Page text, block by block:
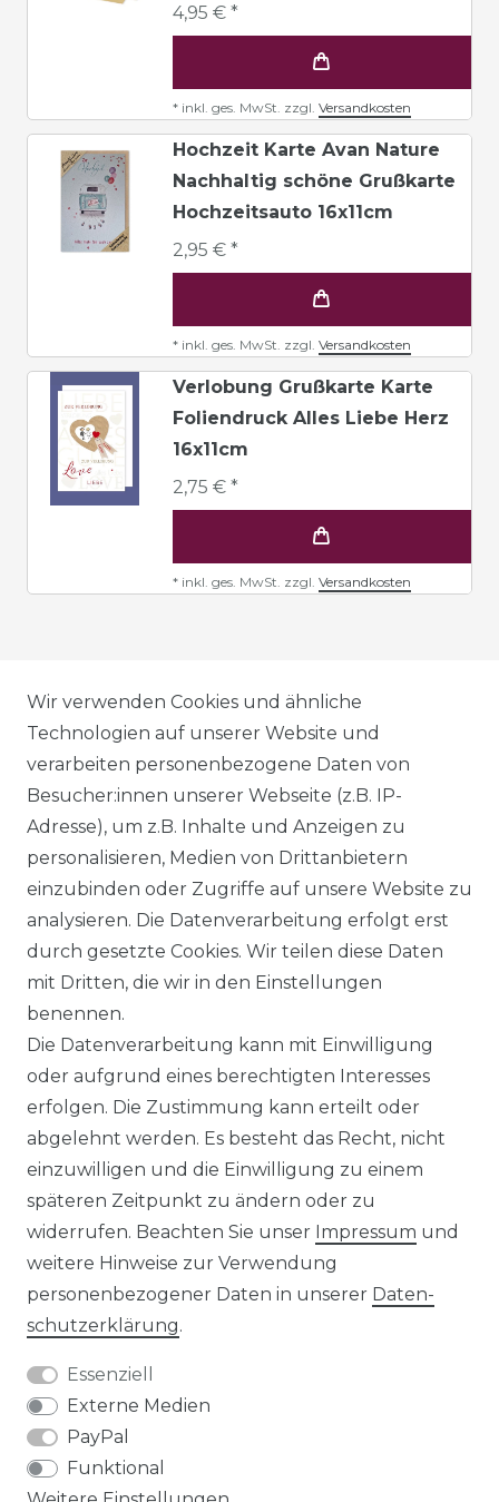
4,95 € *
* inkl. ges. MwSt. zzgl. Versandkosten
Hochzeit Karte Avan Nature
Nachhaltig schöne Grußkarte
Hochzeitsauto 16x11cm
2,95 € *
* inkl. ges. MwSt. zzgl. Versandkosten
Verlobung Grußkarte Karte
Foliendruck Alles Liebe Herz
16x11cm
2,75 € *
* inkl. ges. MwSt. zzgl. Versandkosten
AGB
DATENSCHUTZERKLÄRUNG
WIDERRUFSRECHT
IMPRESSUM
KONTAKT
Unsere Zahlungsmöglichkeiten
Wir versenden mit
Wir verwenden Cookies und ähnliche
Technologien auf unserer Website und
verarbeiten personenbezogene Daten von
Besucher:innen unserer Webseite (z.B. IP-
Adresse), um z.B. Inhalte und Anzeigen zu
personalisieren, Medien von Drittanbietern
einzubinden oder Zugriffe auf unsere Website zu
analysieren. Die Datenverarbeitung erfolgt erst
durch gesetzte Cookies. Wir teilen diese Daten
mit Dritten, die wir in den Einstellungen
benennen.
Die Datenverarbeitung kann mit Einwilligung
oder aufgrund eines berechtigten Interesses
erfolgen. Die Zustimmung kann erteilt oder
abgelehnt werden. Es besteht das Recht, nicht
einzuwilligen und die Einwilligung zu einem
späteren Zeitpunkt zu ändern oder zu
widerrufen. Beachten Sie unser Impressum und
weitere Hinweise zur Verwendung
personenbezogener Daten in unserer Daten­
schutz­erklärung.
Essenziell
Externe Medien
PayPal
Funktional